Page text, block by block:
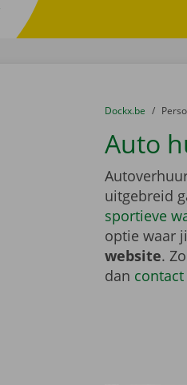
U bevindt zich
van
Dockx.be naar
Auto
uitgebreid
sportieve
optie waar
website.
dan contact